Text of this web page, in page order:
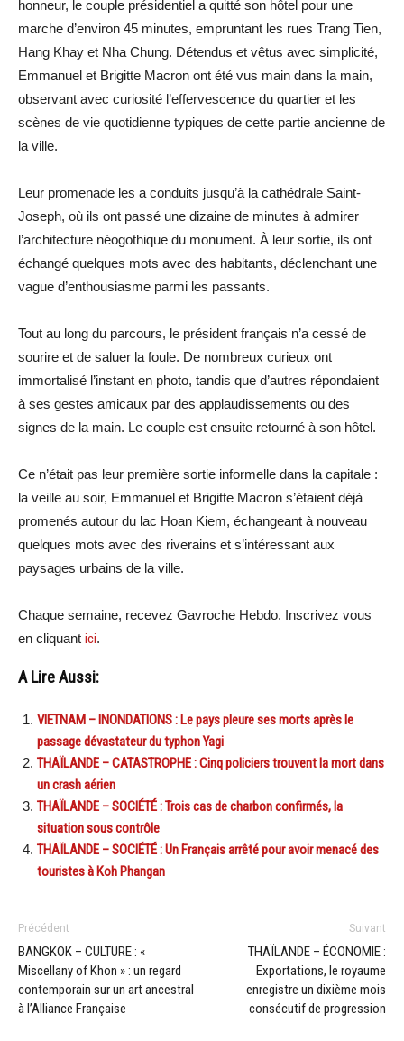
honneur, le couple présidentiel a quitté son hôtel pour une
marche d’environ 45 minutes, empruntant les rues Trang Tien,
Hang Khay et Nha Chung. Détendus et vêtus avec simplicité,
Emmanuel et Brigitte Macron ont été vus main dans la main,
observant avec curiosité l’effervescence du quartier et les
scènes de vie quotidienne typiques de cette partie ancienne de
la ville.
Leur promenade les a conduits jusqu’à la cathédrale Saint-
Joseph, où ils ont passé une dizaine de minutes à admirer
l’architecture néogothique du monument. À leur sortie, ils ont
échangé quelques mots avec des habitants, déclenchant une
vague d’enthousiasme parmi les passants.
Tout au long du parcours, le président français n’a cessé de
sourire et de saluer la foule. De nombreux curieux ont
immortalisé l’instant en photo, tandis que d’autres répondaient
à ses gestes amicaux par des applaudissements ou des
signes de la main. Le couple est ensuite retourné à son hôtel.
Ce n’était pas leur première sortie informelle dans la capitale :
la veille au soir, Emmanuel et Brigitte Macron s’étaient déjà
promenés autour du lac Hoan Kiem, échangeant à nouveau
quelques mots avec des riverains et s’intéressant aux
paysages urbains de la ville.
Chaque semaine, recevez Gavroche Hebdo. Inscrivez vous
en cliquant ici.
A Lire Aussi:
VIETNAM – INONDATIONS : Le pays pleure ses morts après le
passage dévastateur du typhon Yagi
THAÏLANDE – CATASTROPHE : Cinq policiers trouvent la mort dans
un crash aérien
THAÏLANDE – SOCIÉTÉ : Trois cas de charbon confirmés, la
situation sous contrôle
THAÏLANDE – SOCIÉTÉ : Un Français arrêté pour avoir menacé des
touristes à Koh Phangan
Précédent
BANGKOK – CULTURE : «
Miscellany of Khon » : un regard
contemporain sur un art ancestral
à l’Alliance Française
Suivant
THAÏLANDE – ÉCONOMIE :
Exportations, le royaume
enregistre un dixième mois
consécutif de progression